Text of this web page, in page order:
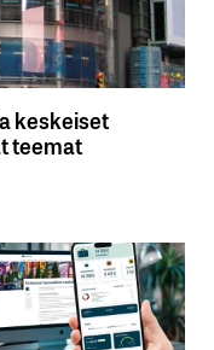
keskeiset
teemat